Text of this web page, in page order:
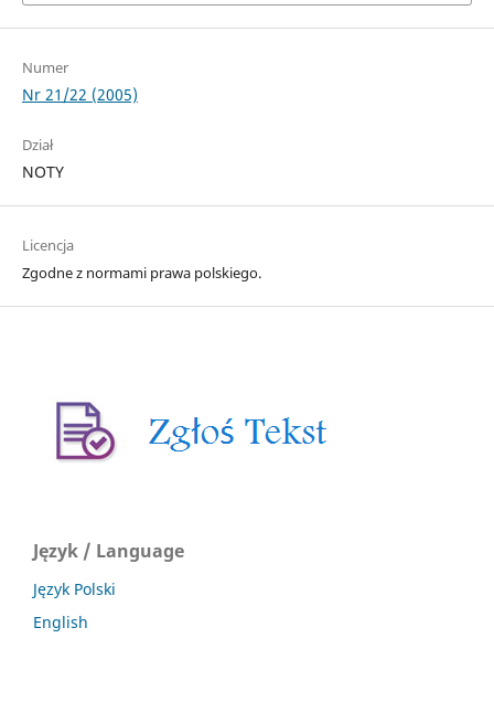
Numer
Nr 21/22 (2005)
Dział
NOTY
Licencja
Zgodne z normami prawa polskiego.
Język / Language
Język Polski
English